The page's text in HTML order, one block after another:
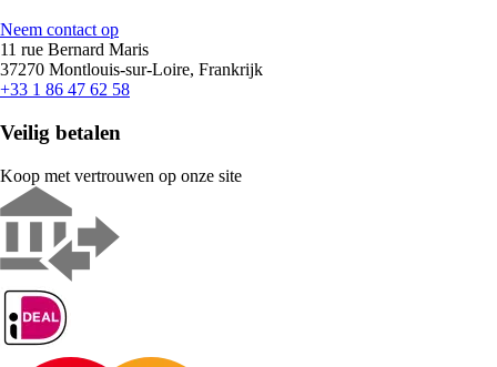
Neem contact op
11 rue Bernard Maris
37270 Montlouis-sur-Loire, Frankrijk
+33 1 86 47 62 58
Veilig betalen
Koop met vertrouwen op onze site